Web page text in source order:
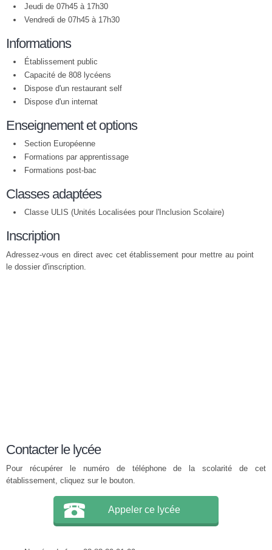
Jeudi de 07h45 à 17h30
Vendredi de 07h45 à 17h30
Informations
Établissement public
Capacité de 808 lycéens
Dispose d'un restaurant self
Dispose d'un internat
Enseignement et options
Section Européenne
Formations par apprentissage
Formations post-bac
Classes adaptées
Classe ULIS (Unités Localisées pour l'Inclusion Scolaire)
Inscription
Adressez-vous en direct avec cet établissement pour mettre au point
le dossier d'inscription.
Contacter le lycée
Pour récupérer le numéro de téléphone de la scolarité de cet
établissement, cliquez sur le bouton.
Appeler ce lycée